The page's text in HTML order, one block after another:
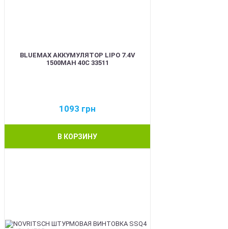
BLUEMAX АККУМУЛЯТОР LIPO 7.4V
1500MAH 40C 33511
1093 грн
В КОРЗИНУ